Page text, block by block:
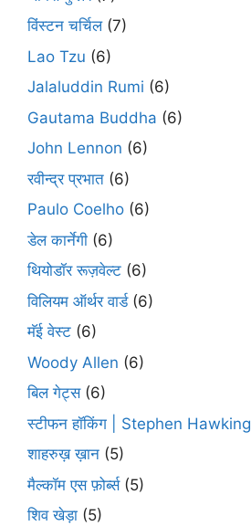
विंस्टन चर्चिल(7)
Lao Tzu (6)
Jalaluddin Rumi (6)
Gautama Buddha (6)
John Lennon (6)
रवीन्द्र प्रभात (6)
Paulo Coelho (6)
डेल कार्नेगी (6)
थियोडॉर रूज़वेल्ट (6)
विलियम ऑर्थर वार्ड(6)
मॅई वेस्ट (6)
Woody Allen (6)
बिल गेट्स(6)
स्टीफन हॉकिंग | Stephen Hawking
शाहरुख़ ख़ान (5)
मैल्कॉम एस फ़ोर्ब्स(5)
शिव खेड़ा (5)